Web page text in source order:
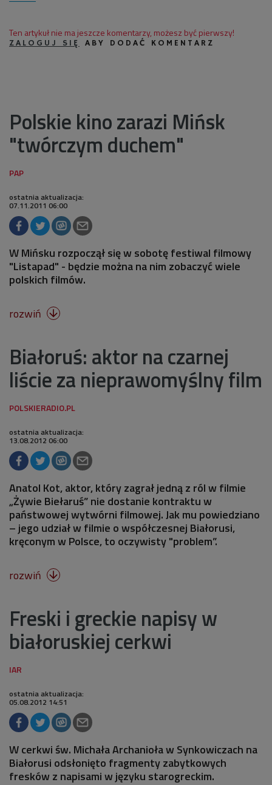
Ten artykuł nie ma jeszcze komentarzy, możesz być pierwszy!
ZALOGUJ SIĘ ABY DODAĆ KOMENTARZ
Polskie kino zarazi Mińsk
"twórczym duchem"
ostatnia aktualizacja:
07.11.2011 06:00
W Mińsku rozpoczął się w sobotę festiwal filmowy
"Listapad" - będzie można na nim zobaczyć wiele
polskich filmów.
rozwiń 
Białoruś: aktor na czarnej
liście za nieprawomyślny film
ostatnia aktualizacja:
13.08.2012 06:00
Anatol Kot, aktor, który zagrał jedną z ról w filmie
„Żywie Biełaruś” nie dostanie kontraktu w
państwowej wytwórni filmowej. Jak mu powiedziano
– jego udział w filmie o współczesnej Białorusi,
kręconym w Polsce, to oczywisty "problem”.
rozwiń 
Freski i greckie napisy w
białoruskiej cerkwi
ostatnia aktualizacja:
05.08.2012 14:51
W cerkwi św. Michała Archanioła w Synkowiczach na
Białorusi odsłonięto fragmenty zabytkowych
fresków z napisami w języku starogreckim.